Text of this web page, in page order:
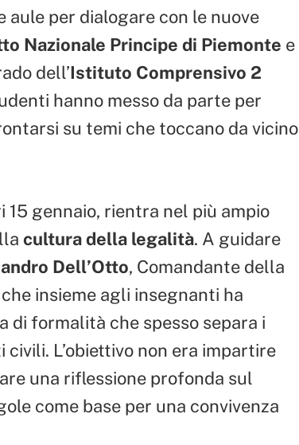
aule per dialogare con le nuove
Nazionale Principe di Piemonte e
dell’Istituto Comprensivo 2
hanno messo da parte per
su temi che toccano da vicino
15 gennaio, rientra nel più ampio
cultura della legalità. A guidare
Dell’Otto, Comandante della
che insieme agli insegnanti ha
formalità che spesso separa i
L’obiettivo non era impartire
una riflessione profonda sul
come base per una convivenza